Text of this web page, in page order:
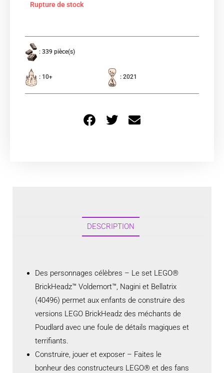
Rupture de stock
: 339 pièce(s)
: 10+ : 2021
DESCRIPTION
Des personnages célèbres – Le set LEGO®
BrickHeadz™ Voldemort™, Nagini et Bellatrix
(40496) permet aux enfants de construire des
versions LEGO BrickHeadz des méchants de
Poudlard avec une foule de détails magiques et
terrifiants.
Construire, jouer et exposer – Faites le
bonheur des constructeurs LEGO® et des fans